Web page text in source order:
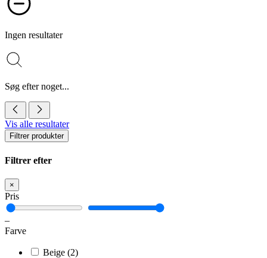
Ingen resultater
Søg efter noget...
Vis alle resultater
Filtrer produkter
Filtrer efter
×
Pris
–
Farve
Beige (2)